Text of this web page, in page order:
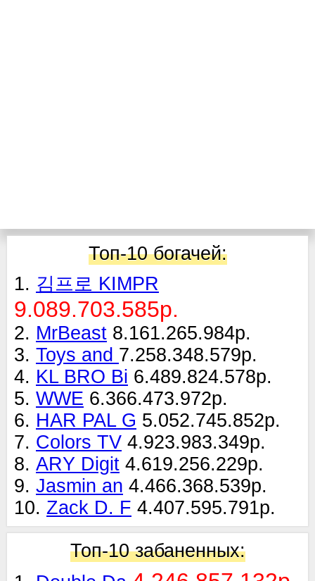
Топ-10 богачей:
1. 김프로 KIMPR
9.089.703.585р.
2. MrBeast 8.161.265.984р.
3. Toys and 7.258.348.579р.
4. KL BRO Bi 6.489.824.578р.
5. WWE 6.366.473.972р.
6. HAR PAL G 5.052.745.852р.
7. Colors TV 4.923.983.349р.
8. ARY Digit 4.619.256.229р.
9. Jasmin an 4.466.368.539р.
10. Zack D. F 4.407.595.791р.
Топ-10 забаненных: